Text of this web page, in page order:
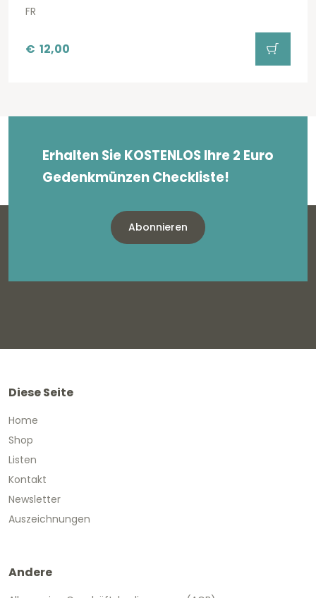
FR
€ 12,00
Erhalten Sie KOSTENLOS Ihre 2 Euro
Gedenkmünzen Checkliste!
Abonnieren
Diese Seite
Home
Shop
Listen
Kontakt
Newsletter
Auszeichnungen
Andere